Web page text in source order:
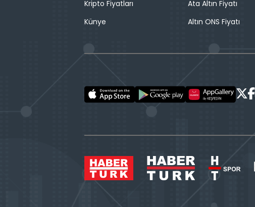
Kripto Fiyatları
Künye
Ata Altın Fiyatı
Altın ONS Fiyatı